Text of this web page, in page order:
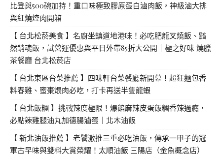
比登與500碗加持！重口味極致膠原蛋白滷肉飯，神級滷大排
與紅燒焢肉開箱
【 台北松菸美食 】名廚坐鎮道地港味！必吃肥龍叉燒飯、黯
然銷魂飯，試營運優惠與平日外帶85折大公開｜極之好味 燒臘
茶餐廳 台北松菸店
【 台北東區台菜推薦 】四味軒台菜餐廳新開幕！超狂麵包香
料春雞、蜜棗煨肉必吃，打卡再送半隻龍蝦
【 台北飯糰 】挑戰辣度極限！爆餡麻辣皮蛋飯糰香辣過癮，
必點辣雞腿油丸加德腸滷蛋｜北木油飯
【 新北油飯推薦 】老饕激推三重必吃油飯，傳承一甲子的冠
軍古早味與雙料大賞榮耀！太順油飯 三陽店（金魚概念店）